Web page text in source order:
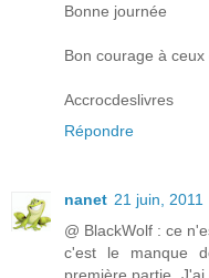
Bonne journée
Bon courage à
Accrocdeslivres
Répondre
nanet 21 juin, 2011
@ BlackWolf : ce
c'est le manque
première partie.